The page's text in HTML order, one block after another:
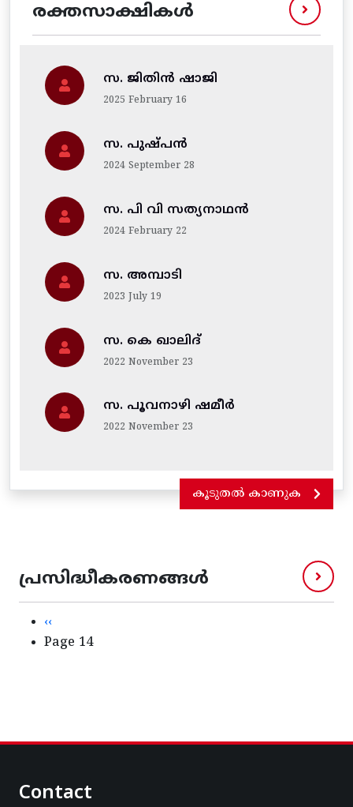
രക്തസാക്ഷികൾ
സ. ജിതിന്‍ ഷാജി
2025 February 16
സ. പുഷ്പൻ
2024 September 28
സ. പി വി സത്യനാഥൻ
2024 February 22
സ. അമ്പാടി
2023 July 19
സ. കെ ഖാലിദ്
2022 November 23
സ. പൂവനാഴി ഷമീർ
2022 November 23
കൂടുതൽ കാണുക
പ്രസിദ്ധീകരണങ്ങൾ
Pagination
Previous page
‹‹
Page 14
Contact